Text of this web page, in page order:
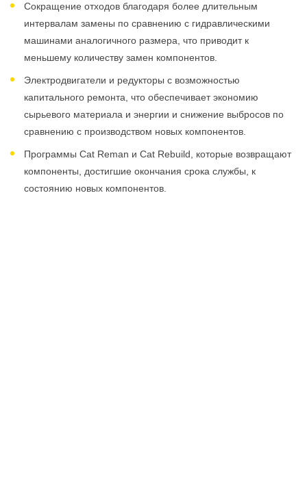
Сокращение отходов благодаря более длительным
интервалам замены по сравнению с гидравлическими
машинами аналогичного размера, что приводит к
меньшему количеству замен компонентов.
Электродвигатели и редукторы с возможностью
капитального ремонта, что обеспечивает экономию
сырьевого материала и энергии и снижение выбросов по
сравнению с производством новых компонентов.
Программы Cat Reman и Cat Rebuild, которые возвращают
компоненты, достигшие окончания срока службы, к
состоянию новых компонентов.